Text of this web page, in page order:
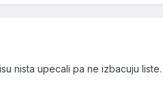
nista upecali pa ne izbacuju liste.